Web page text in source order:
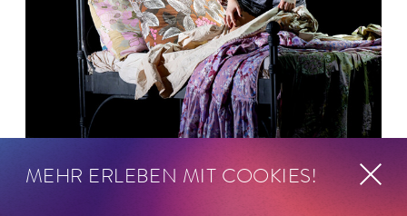
MEHR ERLEBEN MIT COOKIES!